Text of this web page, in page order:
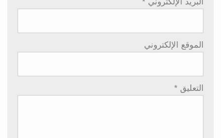
الموقع الإلكتروني
التعليق *